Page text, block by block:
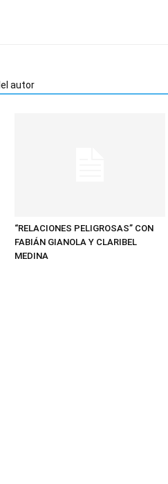
autor
“RELACIONES PELIGROSAS” CON
FABIÁN GIANOLA Y CLARIBEL
MEDINA